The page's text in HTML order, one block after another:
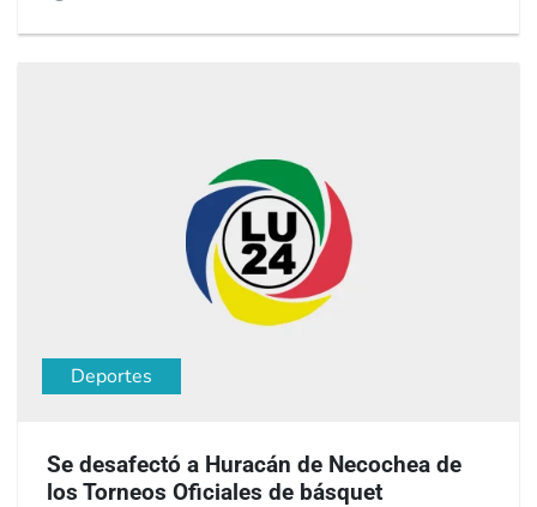
Deportes
Se desafectó a Huracán de Necochea de
los Torneos Oficiales de básquet